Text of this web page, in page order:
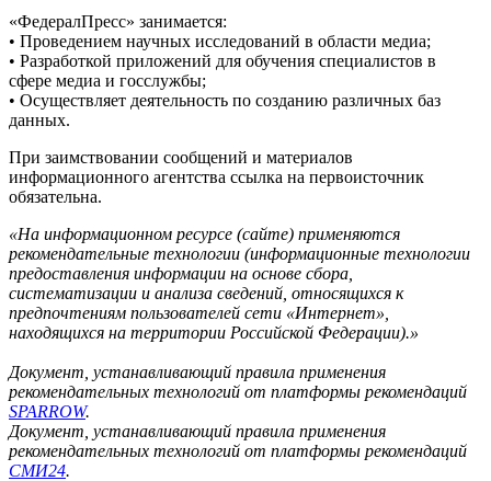
«ФедералПресс» занимается:
• Проведением научных исследований в области медиа;
• Разработкой приложений для обучения специалистов в
сфере медиа и госслужбы;
• Осуществляет деятельность по созданию различных баз
данных.
При заимствовании сообщений и материалов
информационного агентства ссылка на первоисточник
обязательна.
«На информационном ресурсе (сайте) применяются
рекомендательные технологии (информационные технологии
предоставления информации на основе сбора,
систематизации и анализа сведений, относящихся к
предпочтениям пользователей сети «Интернет»,
находящихся на территории Российской Федерации).»
Документ, устанавливающий правила применения
рекомендательных технологий от платформы рекомендаций
SPARROW.
Документ, устанавливающий правила применения
рекомендательных технологий от платформы рекомендаций
СМИ24.